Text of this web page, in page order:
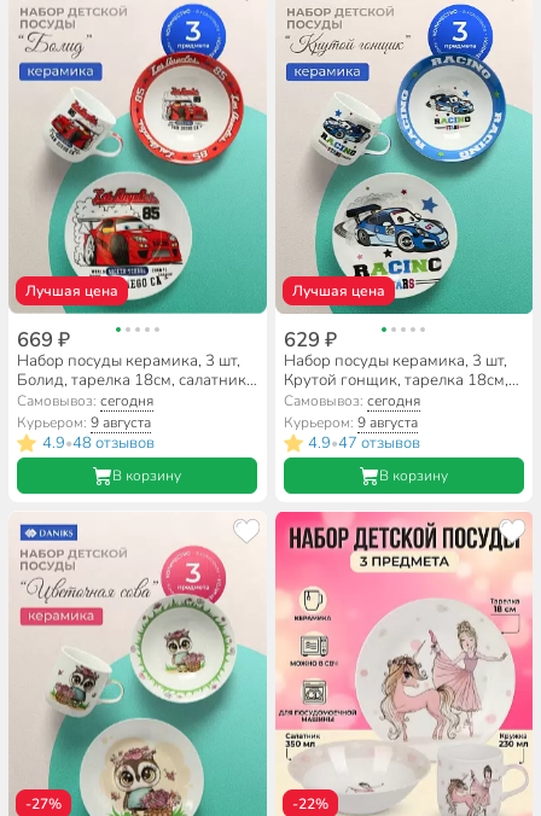
Лучшая цена
669 ₽
Набор посуды керамика, 3 шт,
Болид, тарелка 18см, салатник
15см/350мл, кружка 230мл,
Daniks, C623
Самовывоз:сегодня
Курьером:9 августа
4.9•48 отзывов
В корзину
Лучшая цена
629 ₽
Набор посуды керамика, 3 шт,
Крутой гонщик, тарелка 18см,
салатник 15см/350мл, кружка
230мл, Daniks, C622
Самовывоз: сегодня
Курьером: 9 августа
4.9•47 отзывов
В корзину
-27%
-22%